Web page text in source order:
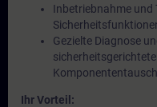
Inbetriebnahme und
Gezielte Diagnose
Komponententausch
Ihr Vorteil: